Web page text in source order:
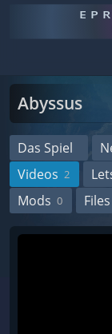
Abyssus
Das Spiel
Videos 2
Mods 0 Files